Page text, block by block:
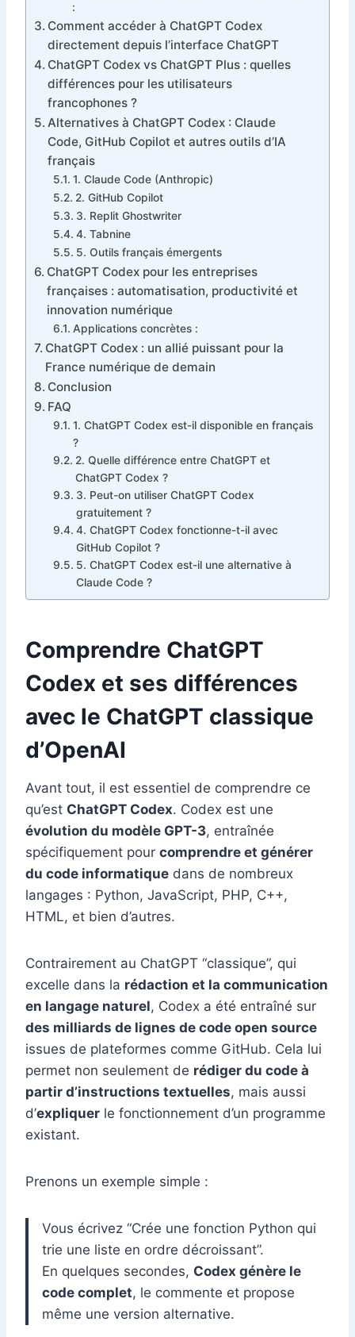
:
Comment accéder à ChatGPT Codex
directement depuis l’interface ChatGPT
ChatGPT Codex vs ChatGPT Plus : quelles
différences pour les utilisateurs
francophones ?
Alternatives à ChatGPT Codex : Claude
Code, GitHub Copilot et autres outils d’IA
français
1. Claude Code (Anthropic)
2. GitHub Copilot
3. Replit Ghostwriter
4. Tabnine
5. Outils français émergents
ChatGPT Codex pour les entreprises
françaises : automatisation, productivité et
innovation numérique
Applications concrètes :
ChatGPT Codex : un allié puissant pour la
France numérique de demain
Conclusion
FAQ
1. ChatGPT Codex est-il disponible en français
?
2. Quelle différence entre ChatGPT et
ChatGPT Codex ?
3. Peut-on utiliser ChatGPT Codex
gratuitement ?
4. ChatGPT Codex fonctionne-t-il avec
GitHub Copilot ?
5. ChatGPT Codex est-il une alternative à
Claude Code ?
Comprendre ChatGPT
Codex et ses différences
avec le ChatGPT classique
d’OpenAI
Avant tout, il est essentiel de comprendre ce
qu’est ChatGPT Codex. Codex est une
évolution du modèle GPT-3, entraînée
spécifiquement pour comprendre et générer
du code informatique dans de nombreux
langages : Python, JavaScript, PHP, C++,
HTML, et bien d’autres.
Contrairement au ChatGPT “classique”, qui
excelle dans la rédaction et la communication
en langage naturel, Codex a été entraîné sur
des milliards de lignes de code open source
issues de plateformes comme GitHub. Cela lui
permet non seulement de rédiger du code à
partir d’instructions textuelles, mais aussi
d’expliquer le fonctionnement d’un programme
existant.
Prenons un exemple simple :
Vous écrivez “Crée une fonction Python qui
trie une liste en ordre décroissant”.
En quelques secondes, Codex génère le
code complet, le commente et propose
même une version alternative.